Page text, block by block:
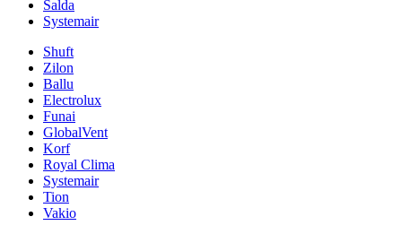
Salda
Systemair
Shuft
Zilon
Ballu
Electrolux
Funai
GlobalVent
Korf
Royal Clima
Systemair
Tion
Vakio